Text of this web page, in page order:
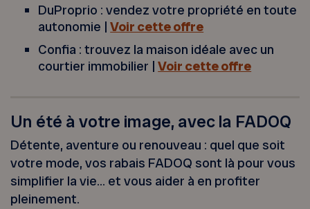
DuProprio : vendez votre propriété en toute
autonomie |Voir cette offre
Confia : trouvez la maison idéale avec un
courtier immobilier |Voir cette offre
Un été à votre image, avec la FADOQ
Détente, aventure ou renouveau : quel que soit
votre mode, vos rabais FADOQ sont là pour vous
simplifier la vie… et vous aider à en profiter
pleinement.